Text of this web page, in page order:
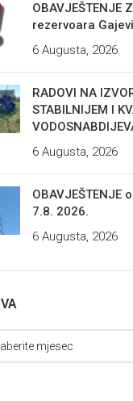
OBAVJEŠTENJE
rezervoara
6 Augusta, 2026
RADOVI NA
STABILNIJEM I
6 Augusta, 2026
7.8. 2026.
6 Augusta, 2026